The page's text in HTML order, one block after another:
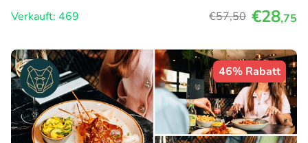
Verkauft: 469
€57,50 €28,75
46% Rabatt